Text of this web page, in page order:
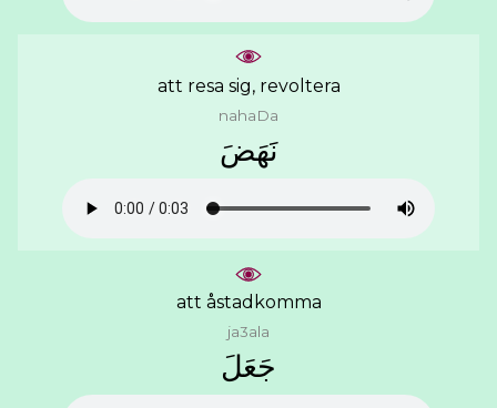
att resa sig, revoltera
nahaDa
ﻧَﻬَﺾَ
att åstadkomma
ja3ala
ﺟَﻌَﻞَ